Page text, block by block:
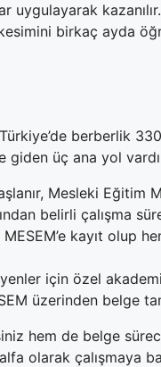
birkaç ayda
berberlik
giden üç ana yol
Mesleki
belirli çalışma
kayıt olup
için özel
üzerinden belge
hem de belge
çalışmaya